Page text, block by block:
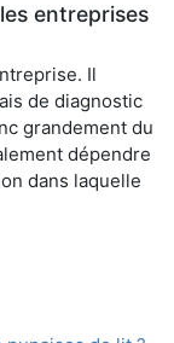
entreprises
Il
de diagnostic
grandement du
dépendre
dans laquelle